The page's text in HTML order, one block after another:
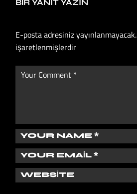
BIR YANIT YAZIN
E-posta adresiniz yayınlanmayacak.
işaretlenmişlerdir